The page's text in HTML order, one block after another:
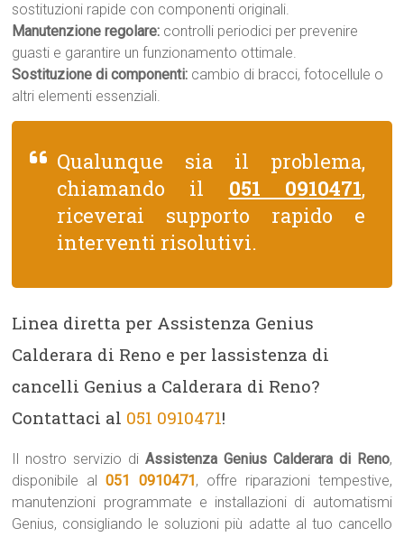
sostituzioni rapide con componenti originali.
Manutenzione regolare: controlli periodici per prevenire
guasti e garantire un funzionamento ottimale.
Sostituzione di componenti: cambio di bracci, fotocellule o
altri elementi essenziali.
Qualunque sia il problema,
chiamando il 051 0910471,
riceverai supporto rapido e
interventi risolutivi.
Linea diretta per Assistenza Genius
Calderara di Reno e per lassistenza di
cancelli Genius a Calderara di Reno?
Contattaci al 051 0910471!
Il nostro servizio di Assistenza Genius Calderara di Reno,
disponibile al051 0910471, offre riparazioni tempestive,
manutenzioni programmate e installazioni di automatismi
Genius, consigliando le soluzioni più adatte al tuo cancello